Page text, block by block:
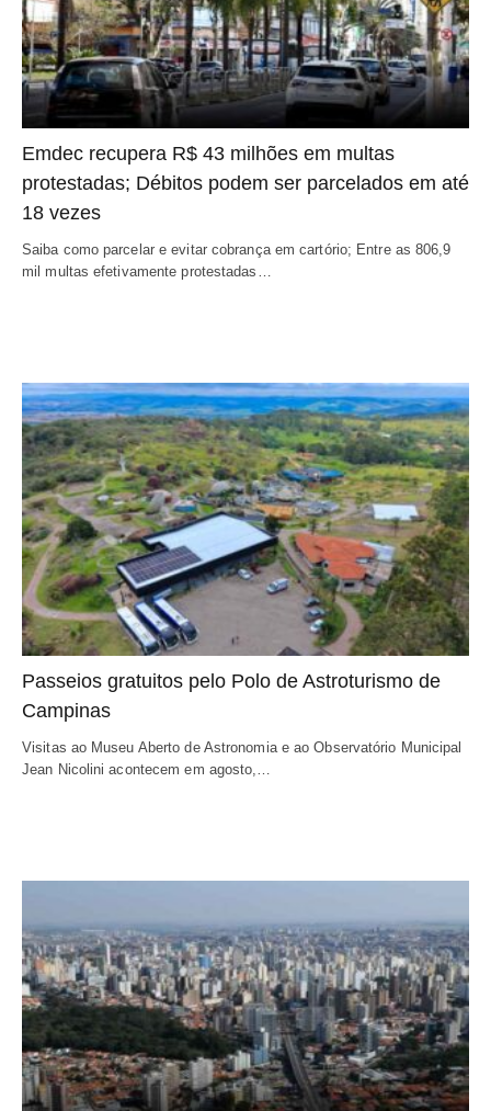
Emdec recupera R$ 43 milhões em multas
protestadas; Débitos podem ser parcelados em até
18 vezes
Saiba como parcelar e evitar cobrança em cartório; Entre as 806,9
mil multas efetivamente protestadas…
Passeios gratuitos pelo Polo de Astroturismo de
Campinas
Visitas ao Museu Aberto de Astronomia e ao Observatório Municipal
Jean Nicolini acontecem em agosto,…